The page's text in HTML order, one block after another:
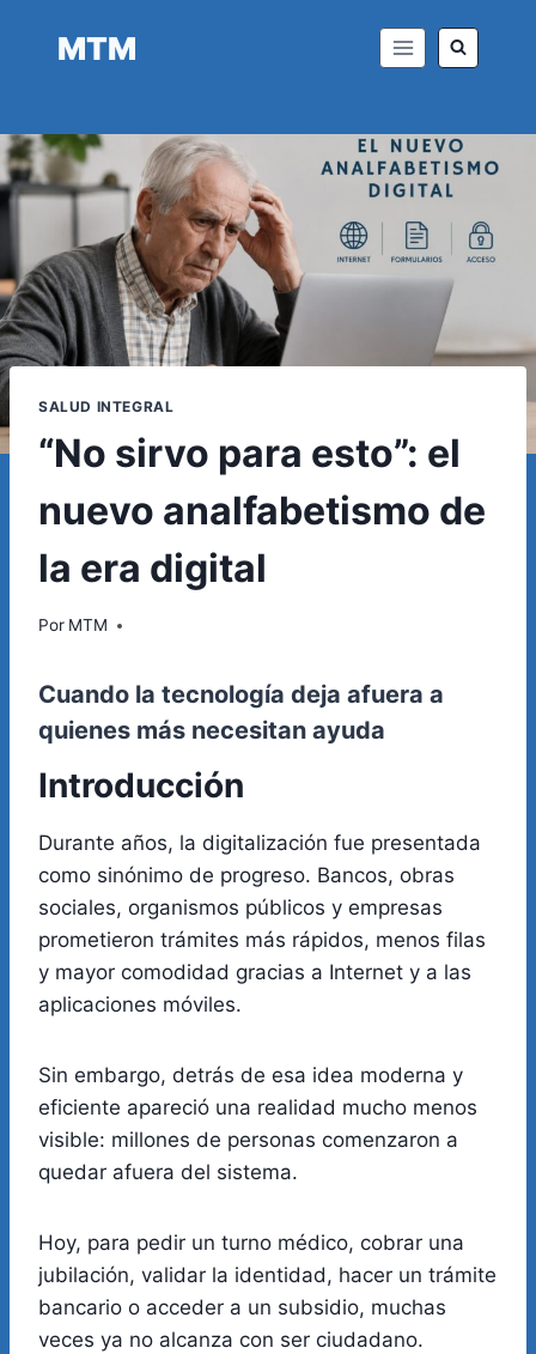
MTM
SALUD INTEGRAL
“No sirvo para esto”: el
nuevo analfabetismo de
la era digital
Por MTM
Cuando la tecnología deja afuera a
quienes más necesitan ayuda
Introducción
Durante años, la digitalización fue presentada
como sinónimo de progreso. Bancos, obras
sociales, organismos públicos y empresas
prometieron trámites más rápidos, menos filas
y mayor comodidad gracias a Internet y a las
aplicaciones móviles.
Sin embargo, detrás de esa idea moderna y
eficiente apareció una realidad mucho menos
visible: millones de personas comenzaron a
quedar afuera del sistema.
Hoy, para pedir un turno médico, cobrar una
jubilación, validar la identidad, hacer un trámite
bancario o acceder a un subsidio, muchas
veces ya no alcanza con ser ciudadano.